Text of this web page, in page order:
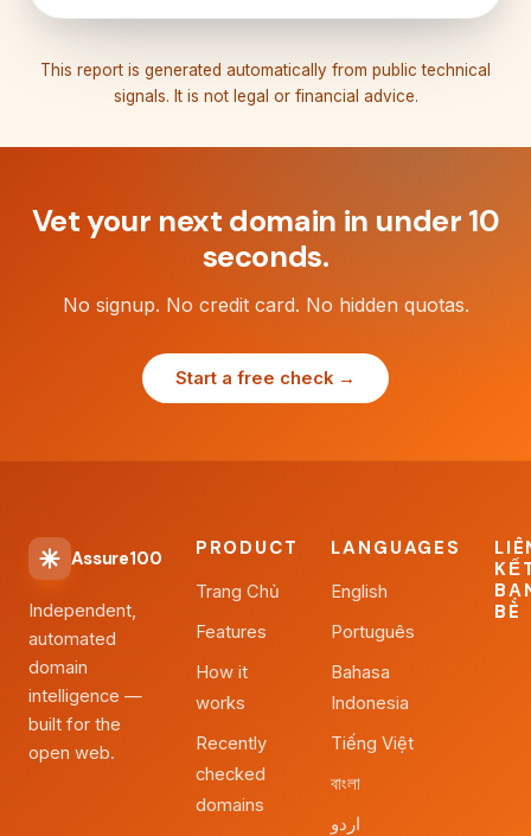
This report is generated automatically from public technical
signals. It is not legal or financial advice.
Vet your next domain in under 10
seconds.
No signup. No credit card. No hidden quotas.
Start a free check →
Assure100
Independent,
automated
domain
intelligence —
built for the
open web.
PRODUCT
Trang Chủ
Features
How it
works
Recently
checked
domains
LANGUAGES
English
Português
Bahasa
Indonesia
Tiếng Việt
বাংলা
اردو
BÈ